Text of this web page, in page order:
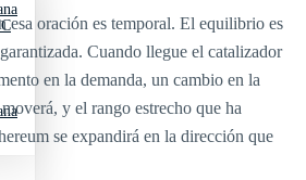
esa oración es temporal. El equilibrio es
Cuando llegue el catalizador
en la demanda, un cambio en la
y el rango estrecho que ha
se expandirá en la dirección que